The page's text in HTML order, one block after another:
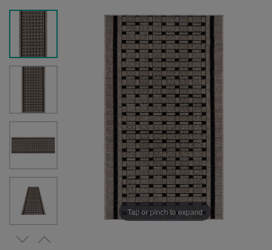
Tap or pinch to expand